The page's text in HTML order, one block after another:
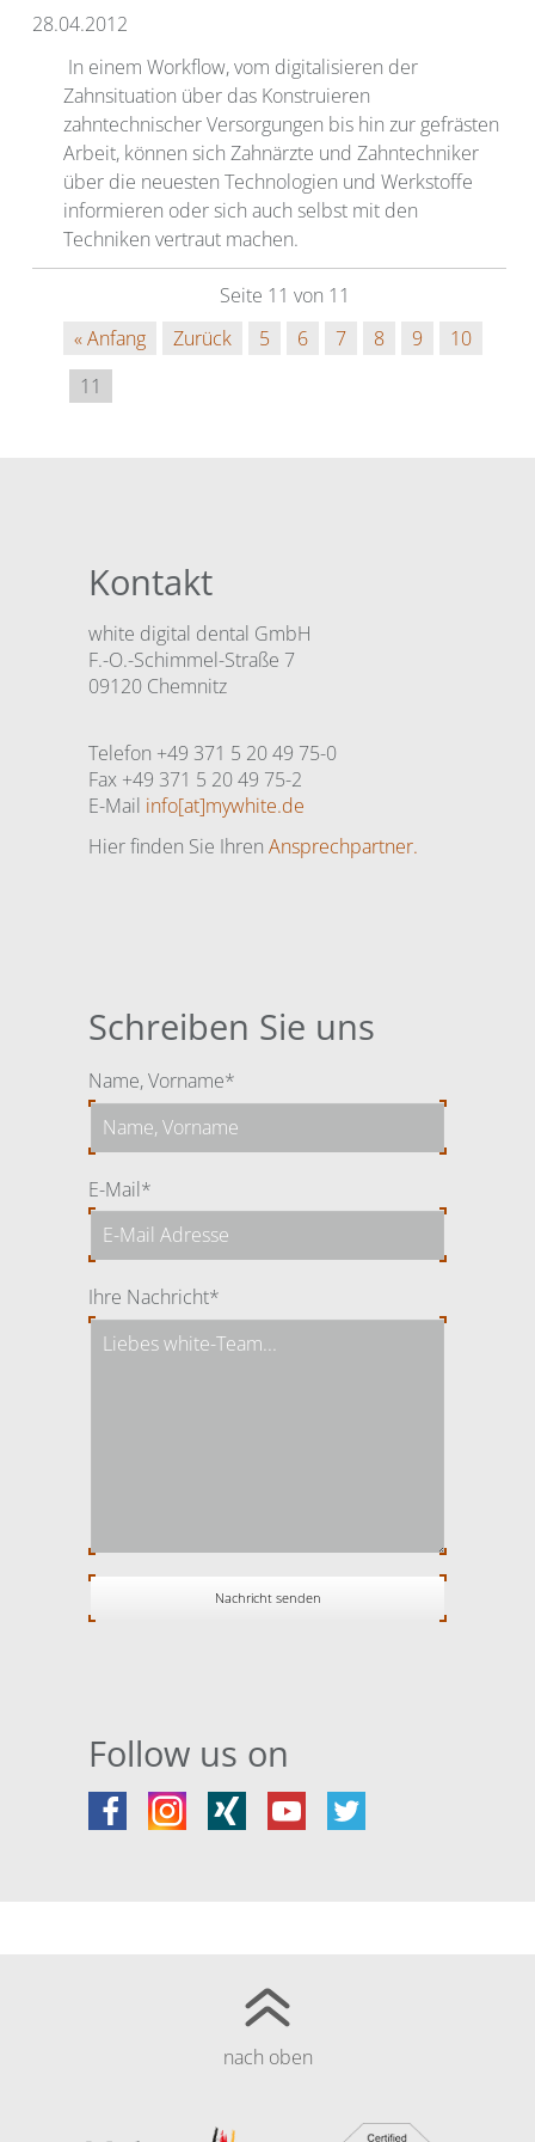
28.04.2012
In einem Workflow, vom digitalisieren der
Zahnsituation über das Konstruieren
zahntechnischer Versorgungen bis hin zur gefrästen
Arbeit, können sich Zahnärzte und Zahntechniker
über die neuesten Technologien und Werkstoffe
informieren oder sich auch selbst mit den
Techniken vertraut machen.
Seite 11 von 11
« Anfang
Zurück 5 6 7 8 9
10
11
Kontakt
white digital dental GmbH
F.-O.-Schimmel-Straße 7
09120 Chemnitz
Telefon +49 371 5 20 49 75-0
Fax +49 371 5 20 49 75-2
E-Mail info[at]mywhite.de
Hier finden Sie Ihren Ansprechpartner.
Schreiben Sie uns
Pflichtfeld
Name, Vorname*
Pflichtfeld
E-Mail*
Pflichtfeld
Ihre Nachricht*
Follow us on
nach oben